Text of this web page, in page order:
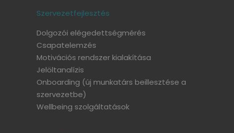
Szervezetfejlesztés
Dolgozói elégedettségmérés
Csapatelemzés
Motivációs rendszer kialakítása
Jelöltanalízis
Onboarding (új munkatárs beillesztése a
szervezetbe)
Wellbeing szolgáltatások